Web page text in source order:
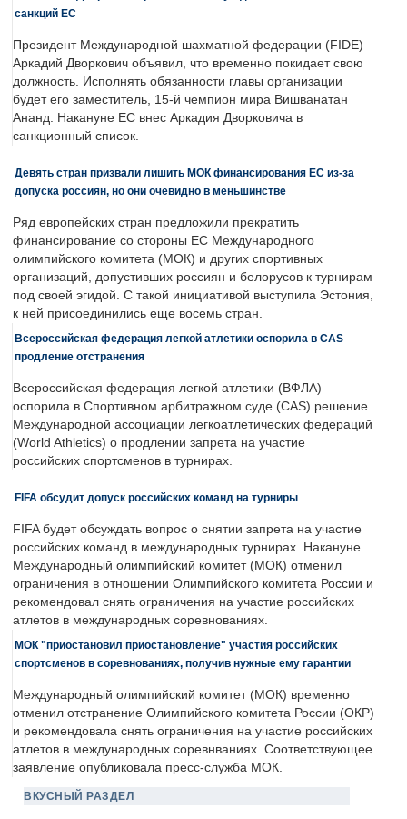
санкций ЕС
Президент Международной шахматной федерации (FIDE)
Аркадий Дворкович объявил, что временно покидает свою
должность. Исполнять обязанности главы организации
будет его заместитель, 15-й чемпион мира Вишванатан
Ананд. Накануне ЕС внес Аркадия Дворковича в
санкционный список.
Девять стран призвали лишить МОК финансирования ЕС из-за
допуска россиян, но они очевидно в меньшинстве
Ряд европейских стран предложили прекратить
финансирование со стороны ЕС Международного
олимпийского комитета (МОК) и других спортивных
организаций, допустивших россиян и белорусов к турнирам
под своей эгидой. С такой инициативой выступила Эстония,
к ней присоединились еще восемь стран.
Всероссийская федерация легкой атлетики оспорила в CAS
продление отстранения
Всероссийская федерация легкой атлетики (ВФЛА)
оспорила в Спортивном арбитражном суде (CAS) решение
Международной ассоциации легкоатлетических федераций
(World Athletics) о продлении запрета на участие
российских спортсменов в турнирах.
FIFA обсудит допуск российских команд на турниры
FIFA будет обсуждать вопрос о снятии запрета на участие
российских команд в международных турнирах. Накануне
Международный олимпийский комитет (МОК) отменил
ограничения в отношении Олимпийского комитета России и
рекомендовал снять ограничения на участие российских
атлетов в международных соревнованиях.
МОК "приостановил приостановление" участия российских
спортсменов в соревнованиях, получив нужные ему гарантии
Международный олимпийский комитет (МОК) временно
отменил отстранение Олимпийского комитета России (ОКР)
и рекомендовала снять ограничения на участие российских
атлетов в международных соревнваниях. Соответствующее
заявление опубликовала пресс-служба МОК.
ВКУСНЫЙ РАЗДЕЛ